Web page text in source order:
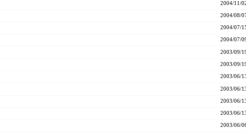
2004/11/
2004/08/
2004/07/
2004/07/
2003/09/
2003/09/
2003/06/
2003/06/
2003/06/
2003/06/
2003/06/